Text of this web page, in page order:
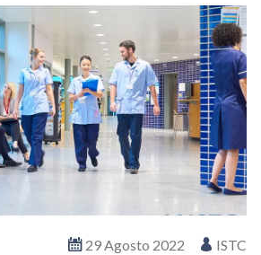
29 Agosto 2022 ISTC